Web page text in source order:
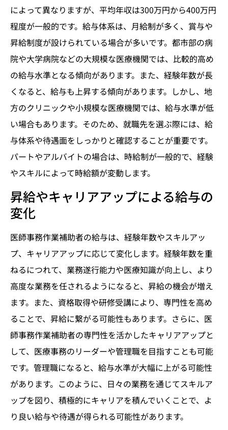
によって異なりますが、平均年収は300万円から400万円
程度が一般的です。給与体系は、月給制が多く、賞与や
昇給制度が設けられている場合が多いです。都市部の病
院や大学病院などの大規模な医療機関では、比較的高め
の給与水準となる傾向があります。また、経験年数が長
くなると、給与も上昇する傾向があります。しかし、地
方のクリニックや小規模な医療機関では、給与水準が低
い場合もあります。そのため、就職先を選ぶ際には、給
与体系や待遇面をしっかりと確認することが重要です。
パートやアルバイトの場合は、時給制が一般的で、経験
やスキルによって時給額が変動します。
昇給やキャリアアップによる給与の
変化
医師事務作業補助者の給与は、経験年数やスキルアッ
プ、キャリアアップに応じて変化します。経験年数を重
ねるにつれて、業務遂行能力や医療知識が向上し、より
高度な業務を任されるようになると、昇給の機会が増え
ます。また、資格取得や研修受講により、専門性を高め
ることで、昇給に繋がる可能性もあります。さらに、医
師事務作業補助者の専門性を活かしたキャリアアップと
して、医療事務のリーダーや管理職を目指すことも可能
です。管理職になると、給与水準が大幅に上がる可能性
があります。このように、日々の業務を通じてスキルア
ップを図り、積極的にキャリアを積んでいくことで、よ
り良い給与や待遇が得られる可能性があります。